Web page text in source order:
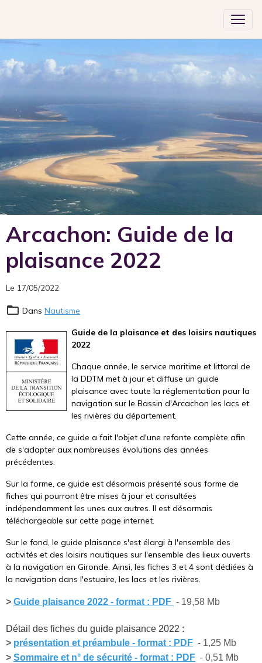
Arcachon: Guide de la
plaisance 2022
Le 17/05/2022
Dans Nautisme
Guide de la plaisance et des loisirs nautiques
2022
Chaque année, le service maritime et littoral de
la DDTM met à jour et diffuse un guide
plaisance avec toute la réglementation pour la
navigation sur le Bassin d'Arcachon les lacs et
les rivières du département.
Cette année, ce guide a fait l'objet d'une refonte complète afin
de s'adapter aux nombreuses évolutions des années
précédentes.
Sur la forme, ce guide est désormais présenté sous forme de
fiches qui pourront être mises à jour et consultées
indépendamment les unes aux autres. Il est désormais
téléchargeable sur cette page internet.
Sur le fond, le guide plaisance s'est élargi à l'ensemble des
activités et des loisirs nautiques sur l'ensemble des lieux ouverts
à la navigation en Gironde. Ainsi, les fiches 3 et 4 sont dédiées à
la navigation dans l'estuaire, les lacs et les rivières.
> Guide plaisance 2022 - format : PDF - 19,58 Mb
Détail des fiches du guide plaisance 2022 :
> présentation et préambule - format : PDF - 1,25 Mb
> Sommaire et n° de sécurité - format : PDF - 0,51 Mb